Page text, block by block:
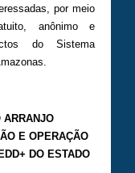
por meio
anônimo e
do Sistema
ARRANJO
E OPERAÇÃO
DO ESTADO